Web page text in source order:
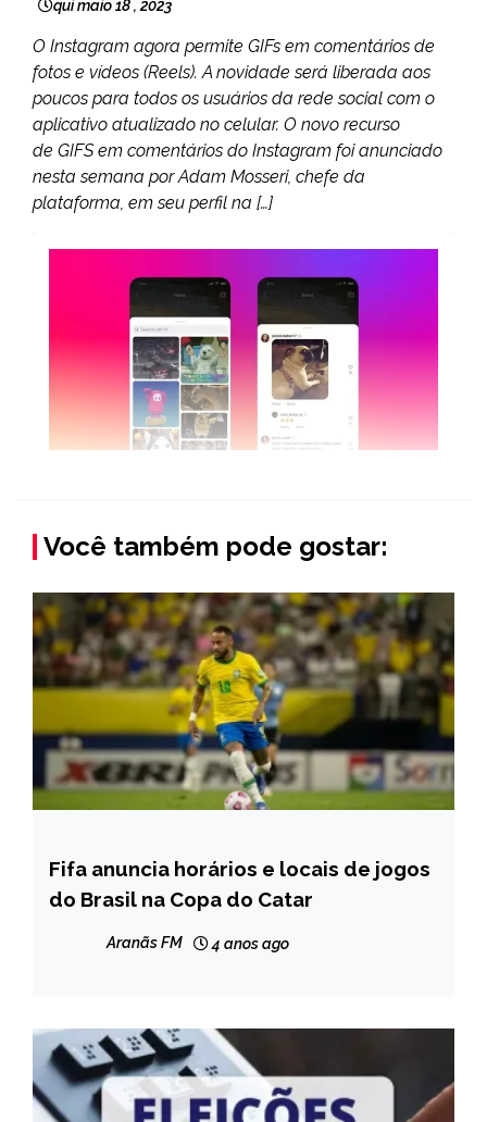
qui maio 18 , 2023
O Instagram agora permite GIFs em comentários de
fotos e vídeos (Reels). A novidade será liberada aos
poucos para todos os usuários da rede social com o
aplicativo atualizado no celular. O novo recurso
de GIFS em comentários do Instagram foi anunciado
nesta semana por Adam Mosseri, chefe da
plataforma, em seu perfil na […]
Você também pode gostar:
ESPORTES
NOTÍCIAS
Fifa anuncia horários e locais de jogos
do Brasil na Copa do Catar
Aranãs FM 4 anos ago